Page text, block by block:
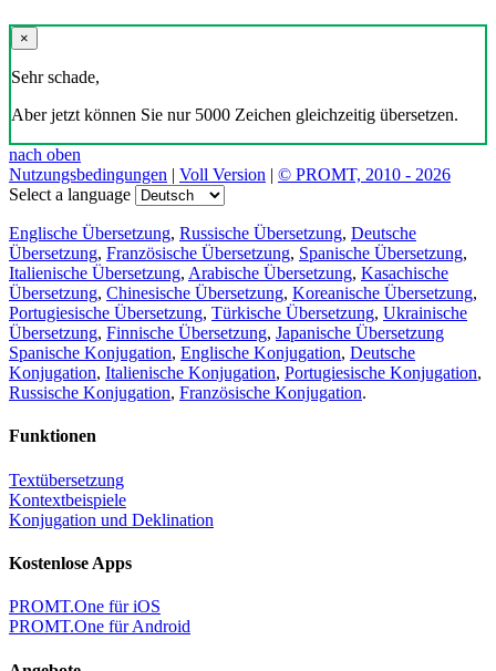
×
Sehr schade,
Aber jetzt können Sie nur 5000 Zeichen gleichzeitig übersetzen.
nach oben
Nutzungsbedingungen | Voll Version | © PROMT, 2010 - 2026
Select a language
Englische Übersetzung, Russische Übersetzung, Deutsche
Übersetzung, Französische Übersetzung, Spanische Übersetzung,
Italienische Übersetzung, Arabische Übersetzung, Kasachische
Übersetzung, Chinesische Übersetzung, Koreanische Übersetzung,
Portugiesische Übersetzung, Türkische Übersetzung, Ukrainische
Übersetzung, Finnische Übersetzung, Japanische Übersetzung
Spanische Konjugation, Englische Konjugation, Deutsche
Konjugation, Italienische Konjugation, Portugiesische Konjugation,
Russische Konjugation, Französische Konjugation.
Funktionen
Textübersetzung
Kontextbeispiele
Konjugation und Deklination
Kostenlose Apps
PROMT.One für iOS
PROMT.One für Android